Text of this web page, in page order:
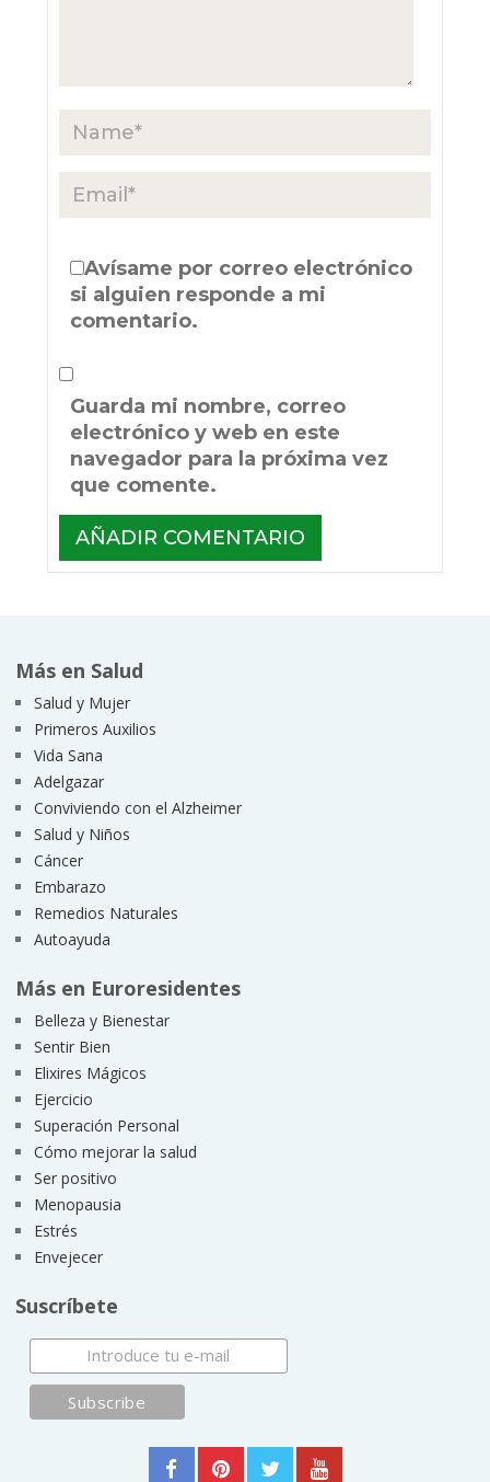
Avísame por correo electrónico
si alguien responde a mi
comentario.
Guarda mi nombre, correo
electrónico y web en este
navegador para la próxima vez
que comente.
Más en Salud
Salud y Mujer
Primeros Auxilios
Vida Sana
Adelgazar
Conviviendo con el Alzheimer
Salud y Niños
Cáncer
Embarazo
Remedios Naturales
Autoayuda
Más en Euroresidentes
Belleza y Bienestar
Sentir Bien
Elixires Mágicos
Ejercicio
Superación Personal
Cómo mejorar la salud
Ser positivo
Menopausia
Estrés
Envejecer
Suscríbete